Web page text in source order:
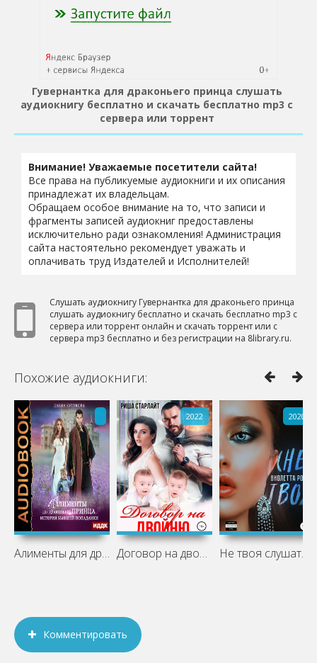
Гувернантка для драконьего принца слушать
аудиокнигу бесплатно и скачать бесплатно mp3 с
сервера или торрент
Внимание! Уважаемые посетители сайта!
Все права на публикуемые аудиокниги и их описания
принадлежат их владельцам.
Обращаем особое внимание на то, что записи и
фрагменты записей аудиокниг предоставлены
исключительно ради ознакомления! Администрация
сайта настоятельно рекомендует уважать и
оплачивать труд Издателей и Исполнителей!
Слушать аудиокнигу Гувернантка для драконьего принца
слушать аудиокнигу бесплатно и скачать бесплатно mp3 с
сервера или торрент онлайн и скачать торрент или с
сервера mp3 бесплатно и без регистрации на 8library.ru.
Похожие аудиокниги:
Алименты для драконьего принца. История
2022
Договор на двойню слушать аудиокнигу
2020
Не твоя слушать аудиокнигу бесплатно и
Комментировать